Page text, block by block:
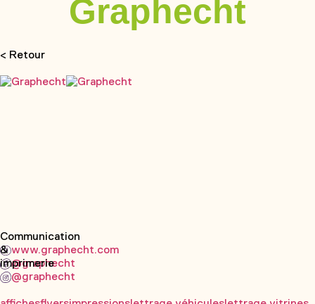
Graphecht
< Retour
Communication
&
imprimerie
www.graphecht.com
@graphecht
@graphecht